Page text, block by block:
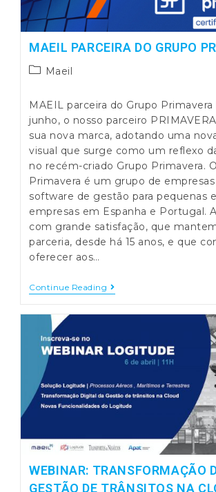
MAEIL PARCEIRA DO GRUPO
PostMaeil
MAEIL parceira do Grupo Primavera
junho, o nosso parceiro
sua nova marca, adotando uma
visual que surge como um reflexo
no recém-criado Grupo Primavera.
Primavera é um grupo de
software de gestão para pequenas
empresas em Espanha e Portugal.
com grande satisfação, que
parceria, desde há 15 anos, e que
oferecer aos…
Continue Reading MAEIL
Parceira
WEBINAR: TRANSFORMAÇÃO
GESTÃO DE TRÂNSITOS NA